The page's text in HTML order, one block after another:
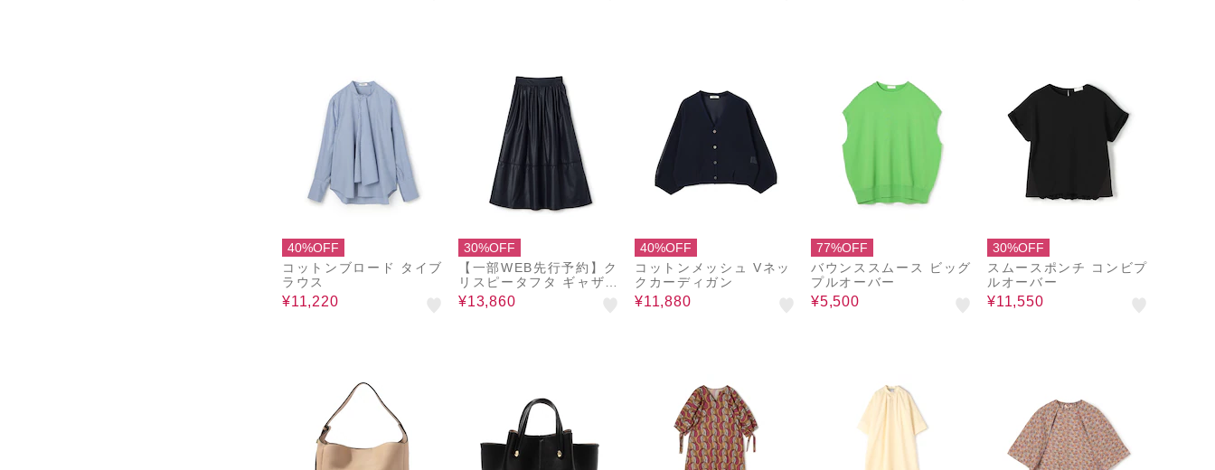
40%OFF
コットンブロード タイブ
ラウス
¥11,220
30%OFF
【一部WEB先行予約】ク
リスピータフタ ギャザー
マキシスカート
¥13,860
40%OFF
コットンメッシュ Vネッ
クカーディガン
¥11,880
77%OFF
バウンススムース ビッグ
プルオーバー
¥5,500
30%OFF
スムースポンチ コンビプ
ルオーバー
¥11,550